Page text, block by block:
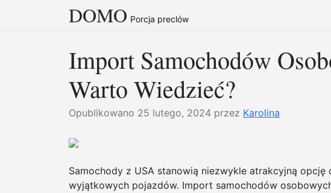
DOMO Porcja preclów
Import Samochodów
Warto Wiedzieć?
Opublikowano 25 lutego, 2024 przez Karolina
Samochody z USA stanowią niezwykle atrakcyjną
wyjątkowych pojazdów. Import samochodów